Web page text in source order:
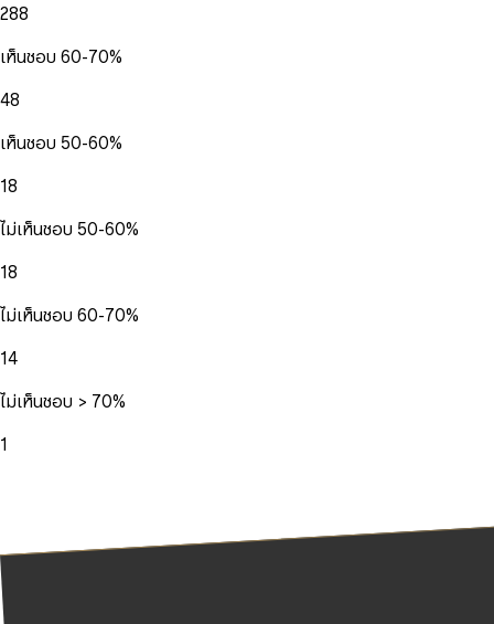
288
เห็นชอบ 60-70%
48
เห็นชอบ 50-60%
18
ไม่เห็นชอบ 50-60%
18
ไม่เห็นชอบ 60-70%
14
ไม่เห็นชอบ > 70%
1